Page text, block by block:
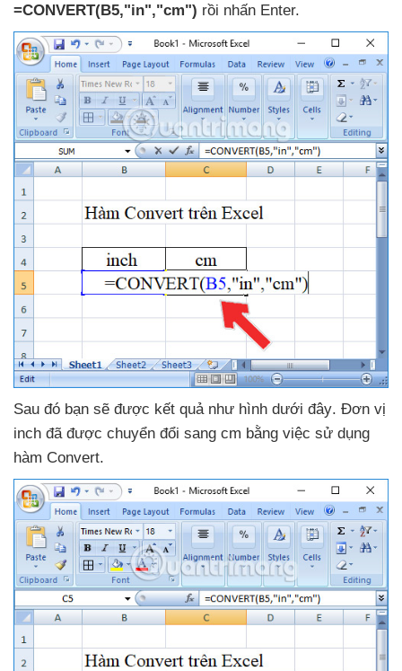
=CONVERT(B5,"in","cm") rồi nhấn Enter.
Sau đó bạn sẽ được kết quả như hình dưới đây. Đơn vị
inch đã được chuyển đổi sang cm bằng việc sử dụng
hàm Convert.